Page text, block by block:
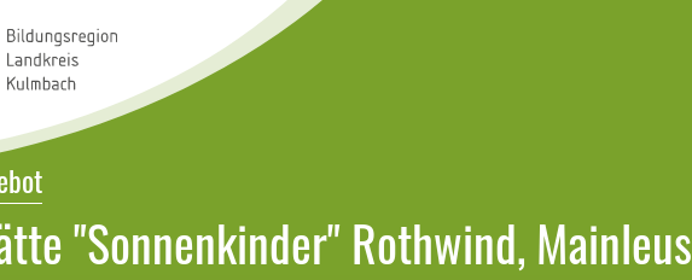
"Sonnenkinder" Rothwind, Mainleus